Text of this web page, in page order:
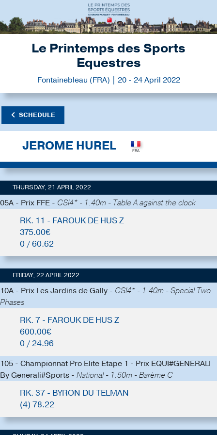
Le Printemps des Sports
Equestres
Fontainebleau (FRA) | 20 - 24 April 2022
SCHEDULE
JEROME HUREL
THURSDAY, 21 APRIL 2022
05A - Prix FFE - CSI4* - 1.40m - Table A against the clock
RK. 11 - FAROUK DE HUS Z
375.00€
0 / 60.62
FRIDAY, 22 APRIL 2022
10A - Prix Les Jardins de Gally - CSI4* - 1.40m - Special Two
Phases
RK. 7 - FAROUK DE HUS Z
600.00€
0 / 24.96
105 - Championnat Pro Elite Etape 1 - Prix EQUI#GENERALI
By Generali#Sports - National - 1.50m - Barème C
RK. 37 - BYRON DU TELMAN
(4) 78.22